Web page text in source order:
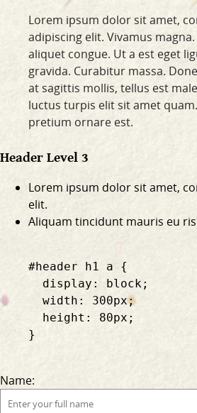
Lorem ipsum dolor sit amet,
adipiscing elit. Vivamus
aliquet congue. Ut a est eget
gravida. Curabitur massa.
at sagittis mollis, tellus est
luctus turpis elit sit amet
pretium ornare est.
Header Level 3
Lorem ipsum dolor sit amet,
elit.
Aliquam tincidunt mauris eu
    #header h1 a {
      display: block;
      width: 300px;
      height: 80px;
    }
Name: